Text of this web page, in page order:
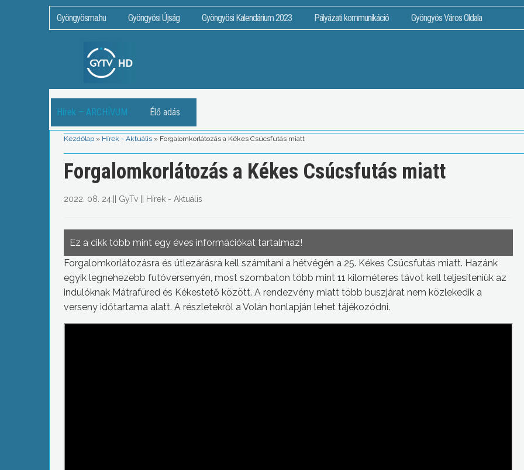
Gyöngyösma.hu Gyöngyösi Újság Gyöngyösi Kalendárium 2023 Pályázati kommunikáció Gyöngyös Város Oldala
Hírek – ARCHÍVUM Élő adás
Kezdőlap » Hírek - Aktuális » Forgalomkorlátozás a Kékes Csúcsfutás miatt
Forgalomkorlátozás a Kékes Csúcsfutás miatt
2022. 08. 24. GyTv Hírek - Aktuális
Ez a cikk több mint egy éves információkat tartalmaz!
Forgalomkorlátozásra és útlezárásra kell számítani a hétvégén a 25. Kékes Csúcsfutás miatt. Hazánk
egyik legnehezebb futóversenyén, most szombaton több mint 11 kilométeres távot kell teljesíteniük az
indulóknak Mátrafüred és Kékestető között. A rendezvény miatt több buszjárat nem közlekedik a
verseny időtartama alatt. A részletekről a Volán honlapján lehet tájékozódni.